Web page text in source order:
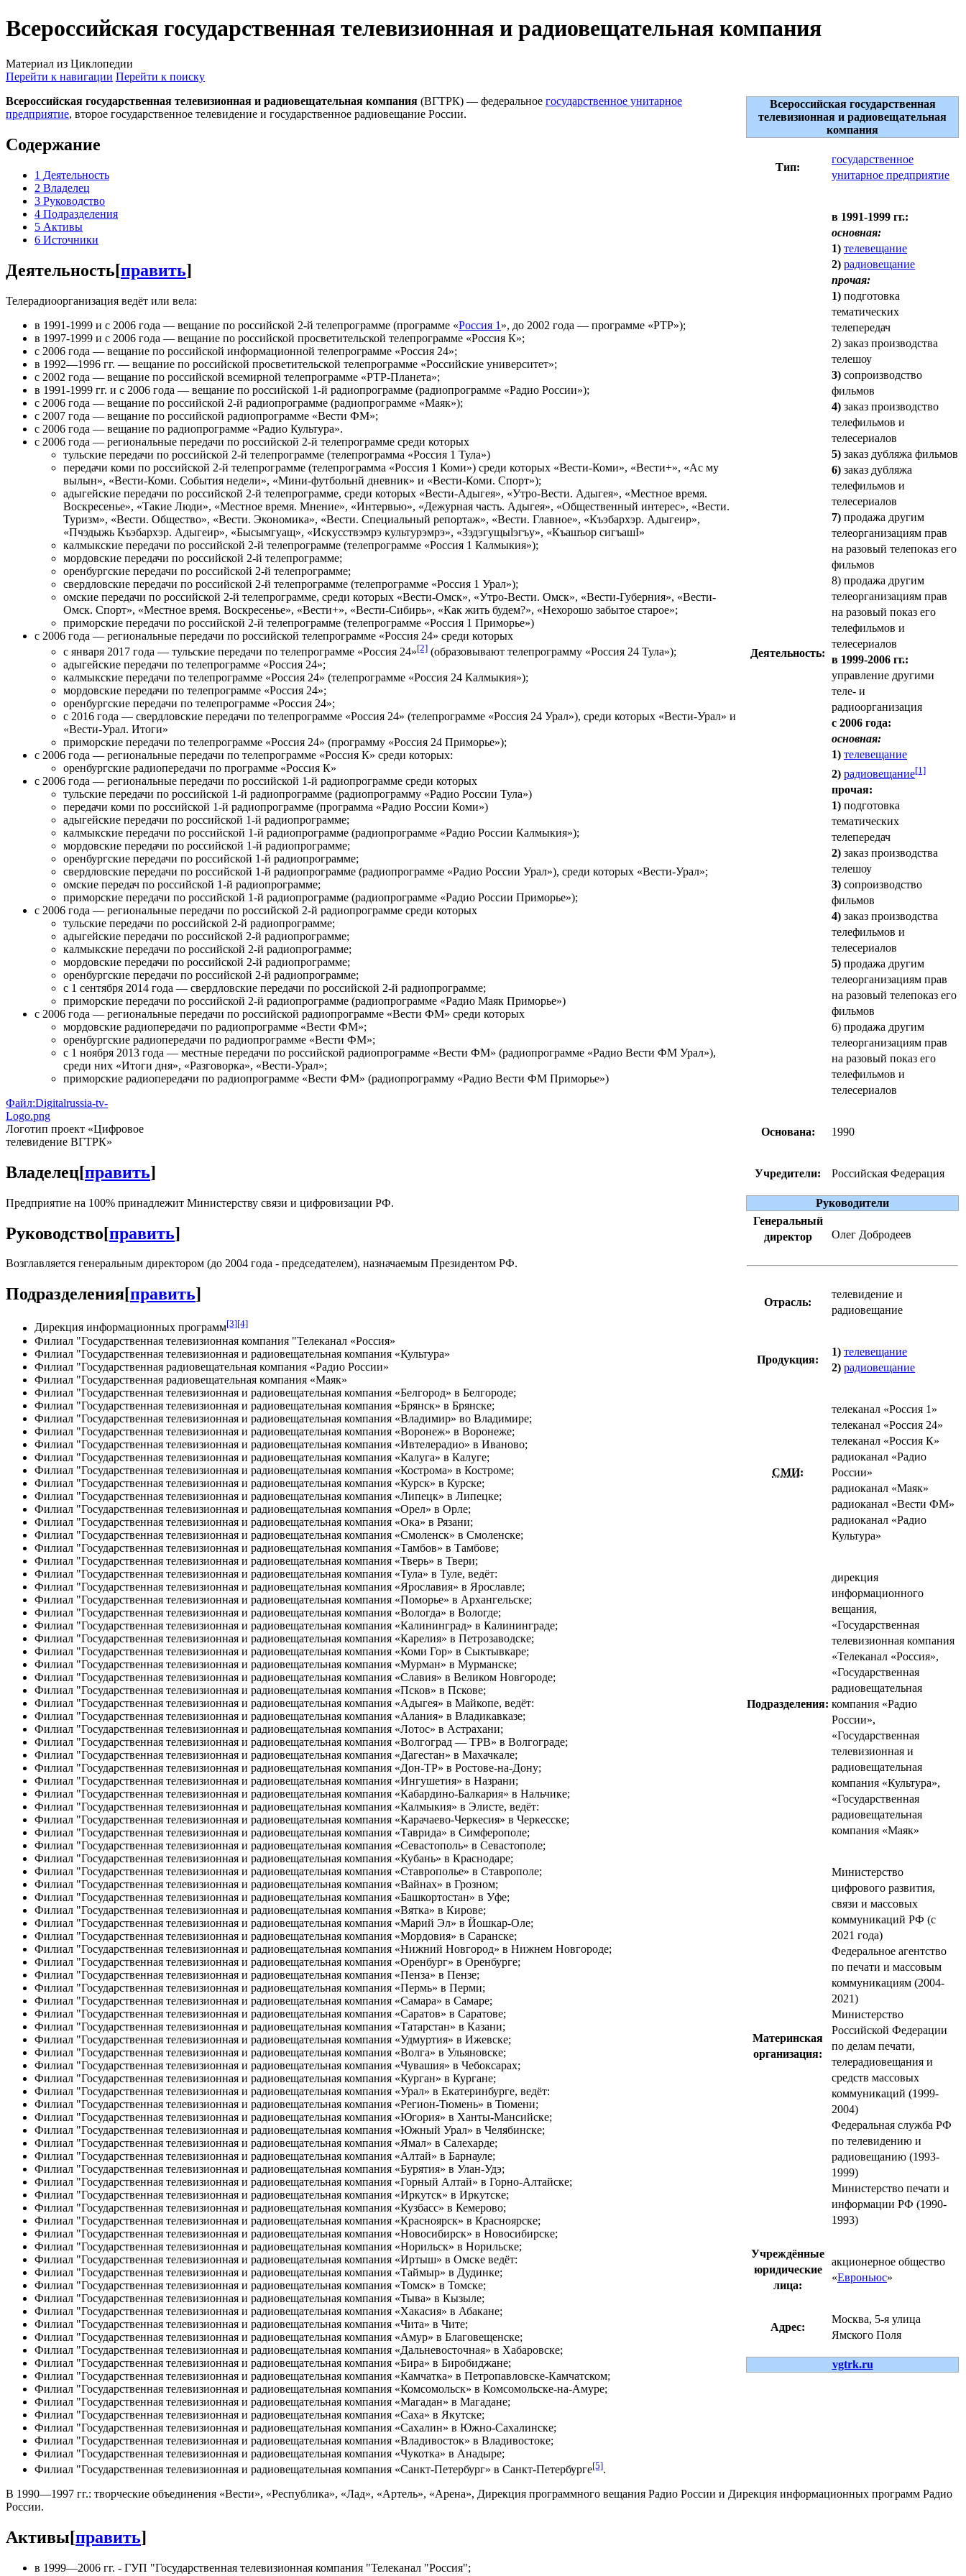
Всероссийская государственная телевизионная и радиовещательная компания
Материал из Циклопедии
Перейти к навигации Перейти к поиску
Всероссийская государственная
телевизионная и радиовещательная
компания
Тип:
государственное
унитарное предприятие
Деятельность:
в 1991-1999 гг.:
основная:
1) телевещание
2) радиовещание
прочая:
1) подготовка
тематических
телепередач
2) заказ производства
телешоу
3) сопроизводство
фильмов
4) заказ производство
телефильмов и
телесериалов
5) заказ дубляжа фильмов
6) заказ дубляжа
телефильмов и
телесериалов
7) продажа другим
телеорганизациям прав
на разовый телепоказ его
фильмов
8) продажа другим
телеорганизациям прав
на разовый показ его
телефильмов и
телесериалов
в 1999-2006 гг.:
управление другими
теле- и
радиоорганизация
с 2006 года:
основная:
1) телевещание
2) радиовещание[1]
прочая:
1) подготовка
тематических
телепередач
2) заказ производства
телешоу
3) сопроизводство
фильмов
4) заказ производства
телефильмов и
телесериалов
5) продажа другим
телеорганизациям прав
на разовый телепоказ его
фильмов
6) продажа другим
телеорганизациям прав
на разовый показ его
телефильмов и
телесериалов
Основана: 1990
Учредители: Российская Федерация
Руководители
Генеральный
директор
Олег Добродеев
Отрасль:
телевидение и
радиовещание
Продукция:
1) телевещание
2) радиовещание
СМИ:
телеканал «Россия 1»
телеканал «Россия 24»
телеканал «Россия К»
радиоканал «Радио
России»
радиоканал «Маяк»
радиоканал «Вести ФМ»
радиоканал «Радио
Культура»
Подразделения:
дирекция
информационного
вещания,
«Государственная
телевизионная компания
«Телеканал «Россия»,
«Государственная
радиовещательная
компания «Радио
России»,
«Государственная
телевизионная и
радиовещательная
компания «Культура»,
«Государственная
радиовещательная
компания «Маяк»
Материнская
организация:
Министерство
цифрового развития,
связи и массовых
коммуникаций РФ (с
2021 года)
Федеральное агентство
по печати и массовым
коммуникациям (2004-
2021)
Министерство
Российской Федерации
по делам печати,
телерадиовещания и
средств массовых
коммуникаций (1999-
2004)
Федеральная служба РФ
по телевидению и
радиовещанию (1993-
1999)
Министерство печати и
информации РФ (1990-
1993)
Учреждённые
юридические
лица:
акционерное общество
«Евроньюс»
Адрес:
Москва, 5-я улица
Ямского Поля
vgtrk.ru
Всероссийская государственная телевизионная и радиовещательная компания (ВГТРК) — федеральное государственное унитарное
предприятие, второе государственное телевидение и государственное радиовещание России.
Содержание
1 Деятельность
2 Владелец
3 Руководство
4 Подразделения
5 Активы
6 Источники
Деятельность[править]
Телерадиоорганизация ведёт или вела:
в 1991-1999 и с 2006 года — вещание по российской 2-й телепрограмме (программе «Россия 1 », до 2002 года — программе «РТР»);
в 1997-1999 и с 2006 года — вещание по российской просветительской телепрограмме «Россия К»;
с 2006 года — вещание по российской информационной телепрограмме «Россия 24»;
в 1992—1996 гг. — вещание по российской просветительской телепрограмме «Российские университет»;
с 2002 года — вещание по российской всемирной телепрограмме «РТР-Планета»;
в 1991-1999 гг. и с 2006 года — вещание по российской 1-й радиопрограмме (радиопрограмме «Радио России»);
с 2006 года — вещание по российской 2-й радиопрограмме (радиопрограмме «Маяк»);
с 2007 года — вещание по российской радиопрограмме «Вести ФМ»;
с 2006 года — вещание по радиопрограмме «Радио Культура».
с 2006 года — региональные передачи по российской 2-й телепрограмме среди которых
тульские передачи по российской 2-й телепрограмме (телепрограмма «Россия 1 Тула»)
передачи коми по российской 2-й телепрограмме (телепрограмма «Россия 1 Коми») среди которых «Вести-Коми», «Вести+», «Ас му
вылын», «Вести-Коми. События недели», «Мини-футбольнй дневник» и «Вести-Коми. Спорт»);
адыгейские передачи по российской 2-й телепрограмме, среди которых «Вести-Адыгея», «Утро-Вести. Адыгея», «Местное время.
Воскресенье», «Такие Люди», «Местное время. Мнение», «Интервью», «Дежурная часть. Адыгея», «Общественный интерес», «Вести.
Туризм», «Вести. Общество», «Вести. Экономика», «Вести. Специальный репортаж», «Вести. Главное», «Къэбархэр. Адыгеир»,
«Пчэдыжь Къэбархэр. Адыгеир», «Бысымгуащ», «Искусствэмрэ культурэмрэ», «Зэдэгущыӏэгъу», «Къашъор сигъашI»
калмыкские передачи по российской 2-й телепрограмме (телепрограмме «Россия 1 Калмыкия»);
мордовские передачи по российской 2-й телепрограмме;
оренбургские передачи по российской 2-й телепрограмме;
свердловские передачи по российской 2-й телепрограмме (телепрограмме «Россия 1 Урал»);
омские передачи по российской 2-й телепрограмме, среди которых «Вести-Омск», «Утро-Вести. Омск», «Вести-Губерния», «Вести-
Омск. Спорт», «Местное время. Воскресенье», «Вести+», «Вести-Сибирь», «Как жить будем?», «Нехорошо забытое старое»;
приморские передачи по российской 2-й телепрограмме (телепрограмме «Россия 1 Приморье»)
с 2006 года — региональные передачи по российской телепрограмме «Россия 24» среди которых
с января 2017 года — тульские передачи по телепрограмме «Россия 24»[2] (образовывают телепрограмму «Россия 24 Тула»);
адыгейские передачи по телепрограмме «Россия 24»;
калмыкские передачи по телепрограмме «Россия 24» (телепрограмме «Россия 24 Калмыкия»);
мордовские передачи по телепрограмме «Россия 24»;
оренбургские передачи по телепрограмме «Россия 24»;
с 2016 года — свердловские передачи по телепрограмме «Россия 24» (телепрограмме «Россия 24 Урал»), среди которых «Вести-Урал» и
«Вести-Урал. Итоги»
приморские передачи по телепрограмме «Россия 24» (программу «Россия 24 Приморье»);
с 2006 года — региональные передачи по телепрограмме «Россия К» среди которых:
оренбургские радиопередачи по программе «Россия К»
с 2006 года — региональные передачи по российской 1-й радиопрограмме среди которых
тульские передачи по российской 1-й радиопрограмме (радиопрограмму «Радио России Тула»)
передачи коми по российской 1-й радиопрограмме (программа «Радио России Коми»)
адыгейские передачи по российской 1-й радиопрограмме;
калмыкские передачи по российской 1-й радиопрограмме (радиопрограмме «Радио России Калмыкия»);
мордовские передачи по российской 1-й радиопрограмме;
оренбургские передачи по российской 1-й радиопрограмме;
свердловские передачи по российской 1-й радиопрограмме (радиопрограмме «Радио России Урал»), среди которых «Вести-Урал»;
омские передач по российской 1-й радиопрограмме;
приморские передачи по российской 1-й радиопрограмме (радиопрограмме «Радио России Приморье»);
с 2006 года — региональные передачи по российской 2-й радиопрограмме среди которых
тульские передачи по российской 2-й радиопрограмме;
адыгейские передачи по российской 2-й радиопрограмме;
калмыкские передачи по российской 2-й радиопрограмме;
мордовские передачи по российской 2-й радиопрограмме;
оренбургские передачи по российской 2-й радиопрограмме;
с 1 сентября 2014 года — свердловские передачи по российской 2-й радиопрограмме;
приморские передачи по российской 2-й радиопрограмме (радиопрограмме «Радио Маяк Приморье»)
с 2006 года — региональные передачи по российской радиопрограмме «Вести ФМ» среди которых
мордовские радиопередачи по радиопрограмме «Вести ФМ»;
оренбургские радиопередачи по радиопрограмме «Вести ФМ»;
с 1 ноября 2013 года — местные передачи по российской радиопрограмме «Вести ФМ» (радиопрограмме «Радио Вести ФМ Урал»),
среди них «Итоги дня», «Разговорка», «Вести-Урал»;
приморские радиопередачи по радиопрограмме «Вести ФМ» (радиопрограмму «Радио Вести ФМ Приморье»)
Файл:Digitalrussia-tv-
Logo.png
Логотип проект «Цифровое
телевидение ВГТРК»
Владелец[править]
Предприятие на 100% принадлежит Министерству связи и цифровизации РФ.
Руководство[править]
Возглавляется генеральным директором (до 2004 года - председателем), назначаемым Президентом РФ.
Подразделения[править]
Дирекция информационных программ[3][4]
Филиал "Государственная телевизионная компания "Телеканал «Россия»
Филиал "Государственная телевизионная и радиовещательная компания «Культура»
Филиал "Государственная радиовещательная компания «Радио России»
Филиал "Государственная радиовещательная компания «Маяк»
Филиал "Государственная телевизионная и радиовещательная компания «Белгород» в Белгороде;
Филиал "Государственная телевизионная и радиовещательная компания «Брянск» в Брянске;
Филиал "Государственная телевизионная и радиовещательная компания «Владимир» во Владимире;
Филиал "Государственная телевизионная и радиовещательная компания «Воронеж» в Воронеже;
Филиал "Государственная телевизионная и радиовещательная компания «Ивтелерадио» в Иваново;
Филиал "Государственная телевизионная и радиовещательная компания «Калуга» в Калуге;
Филиал "Государственная телевизионная и радиовещательная компания «Кострома» в Костроме;
Филиал "Государственная телевизионная и радиовещательная компания «Курск» в Курске;
Филиал "Государственная телевизионная и радиовещательная компания «Липецк» в Липецке;
Филиал "Государственная телевизионная и радиовещательная компания «Орел» в Орле;
Филиал "Государственная телевизионная и радиовещательная компания «Ока» в Рязани;
Филиал "Государственная телевизионная и радиовещательная компания «Смоленск» в Смоленске;
Филиал "Государственная телевизионная и радиовещательная компания «Тамбов» в Тамбове;
Филиал "Государственная телевизионная и радиовещательная компания «Тверь» в Твери;
Филиал "Государственная телевизионная и радиовещательная компания «Тула» в Туле, ведёт:
Филиал "Государственная телевизионная и радиовещательная компания «Ярославия» в Ярославле;
Филиал "Государственная телевизионная и радиовещательная компания «Поморье» в Архангельске;
Филиал "Государственная телевизионная и радиовещательная компания «Вологда» в Вологде;
Филиал "Государственная телевизионная и радиовещательная компания «Калининград» в Калининграде;
Филиал "Государственная телевизионная и радиовещательная компания «Карелия» в Петрозаводске;
Филиал "Государственная телевизионная и радиовещательная компания «Коми Гор» в Сыктывкаре;
Филиал "Государственная телевизионная и радиовещательная компания «Мурман» в Мурманске;
Филиал "Государственная телевизионная и радиовещательная компания «Славия» в Великом Новгороде;
Филиал "Государственная телевизионная и радиовещательная компания «Псков» в Пскове;
Филиал "Государственная телевизионная и радиовещательная компания «Адыгея» в Майкопе, ведёт:
Филиал "Государственная телевизионная и радиовещательная компания «Алания» в Владикавказе;
Филиал "Государственная телевизионная и радиовещательная компания «Лотос» в Астрахани;
Филиал "Государственная телевизионная и радиовещательная компания «Волгоград — ТРВ» в Волгограде;
Филиал "Государственная телевизионная и радиовещательная компания «Дагестан» в Махачкале;
Филиал "Государственная телевизионная и радиовещательная компания «Дон-ТР» в Ростове-на-Дону;
Филиал "Государственная телевизионная и радиовещательная компания «Ингушетия» в Назрани;
Филиал "Государственная телевизионная и радиовещательная компания «Кабардино-Балкария» в Нальчике;
Филиал "Государственная телевизионная и радиовещательная компания «Калмыкия» в Элисте, ведёт:
Филиал "Государственная телевизионная и радиовещательная компания «Карачаево-Черкесия» в Черкесске;
Филиал "Государственная телевизионная и радиовещательная компания «Таврида» в Симферополе;
Филиал "Государственная телевизионная и радиовещательная компания «Севастополь» в Севастополе;
Филиал "Государственная телевизионная и радиовещательная компания «Кубань» в Краснодаре;
Филиал "Государственная телевизионная и радиовещательная компания «Ставрополье» в Ставрополе;
Филиал "Государственная телевизионная и радиовещательная компания «Вайнах» в Грозном;
Филиал "Государственная телевизионная и радиовещательная компания «Башкортостан» в Уфе;
Филиал "Государственная телевизионная и радиовещательная компания «Вятка» в Кирове;
Филиал "Государственная телевизионная и радиовещательная компания «Марий Эл» в Йошкар-Оле;
Филиал "Государственная телевизионная и радиовещательная компания «Мордовия» в Саранске;
Филиал "Государственная телевизионная и радиовещательная компания «Нижний Новгород» в Нижнем Новгороде;
Филиал "Государственная телевизионная и радиовещательная компания «Оренбург» в Оренбурге;
Филиал "Государственная телевизионная и радиовещательная компания «Пенза» в Пензе;
Филиал "Государственная телевизионная и радиовещательная компания «Пермь» в Перми;
Филиал "Государственная телевизионная и радиовещательная компания «Самара» в Самаре;
Филиал "Государственная телевизионная и радиовещательная компания «Саратов» в Саратове;
Филиал "Государственная телевизионная и радиовещательная компания «Татарстан» в Казани;
Филиал "Государственная телевизионная и радиовещательная компания «Удмуртия» в Ижевске;
Филиал "Государственная телевизионная и радиовещательная компания «Волга» в Ульяновске;
Филиал "Государственная телевизионная и радиовещательная компания «Чувашия» в Чебоксарах;
Филиал "Государственная телевизионная и радиовещательная компания «Курган» в Кургане;
Филиал "Государственная телевизионная и радиовещательная компания «Урал» в Екатеринбурге, ведёт:
Филиал "Государственная телевизионная и радиовещательная компания «Регион-Тюмень» в Тюмени;
Филиал "Государственная телевизионная и радиовещательная компания «Югория» в Ханты-Мансийске;
Филиал "Государственная телевизионная и радиовещательная компания «Южный Урал» в Челябинске;
Филиал "Государственная телевизионная и радиовещательная компания «Ямал» в Салехарде;
Филиал "Государственная телевизионная и радиовещательная компания «Алтай» в Барнауле;
Филиал "Государственная телевизионная и радиовещательная компания «Бурятия» в Улан-Удэ;
Филиал "Государственная телевизионная и радиовещательная компания «Горный Алтай» в Горно-Алтайске;
Филиал "Государственная телевизионная и радиовещательная компания «Иркутск» в Иркутске;
Филиал "Государственная телевизионная и радиовещательная компания «Кузбасс» в Кемерово;
Филиал "Государственная телевизионная и радиовещательная компания «Красноярск» в Красноярске;
Филиал "Государственная телевизионная и радиовещательная компания «Новосибирск» в Новосибирске;
Филиал "Государственная телевизионная и радиовещательная компания «Норильск» в Норильске;
Филиал "Государственная телевизионная и радиовещательная компания «Иртыш» в Омске ведёт:
Филиал "Государственная телевизионная и радиовещательная компания «Таймыр» в Дудинке;
Филиал "Государственная телевизионная и радиовещательная компания «Томск» в Томске;
Филиал "Государственная телевизионная и радиовещательная компания «Тыва» в Кызыле;
Филиал "Государственная телевизионная и радиовещательная компания «Хакасия» в Абакане;
Филиал "Государственная телевизионная и радиовещательная компания «Чита» в Чите;
Филиал "Государственная телевизионная и радиовещательная компания «Амур» в Благовещенске;
Филиал "Государственная телевизионная и радиовещательная компания «Дальневосточная» в Хабаровске;
Филиал "Государственная телевизионная и радиовещательная компания «Бира» в Биробиджане;
Филиал "Государственная телевизионная и радиовещательная компания «Камчатка» в Петропавловске-Камчатском;
Филиал "Государственная телевизионная и радиовещательная компания «Комсомольск» в Комсомольске-на-Амуре;
Филиал "Государственная телевизионная и радиовещательная компания «Магадан» в Магадане;
Филиал "Государственная телевизионная и радиовещательная компания «Саха» в Якутске;
Филиал "Государственная телевизионная и радиовещательная компания «Сахалин» в Южно-Сахалинске;
Филиал "Государственная телевизионная и радиовещательная компания «Владивосток» в Владивостоке;
Филиал "Государственная телевизионная и радиовещательная компания «Чукотка» в Анадыре;
Филиал "Государственная телевизионная и радиовещательная компания «Санкт-Петербург» в Санкт-Петербурге[5].
В 1990—1997 гг.: творческие объединения «Вести», «Республика», «Лад», «Артель», «Арена», Дирекция программного вещания Радио России и Дирекция информационных программ Радио
России.
Активы[править]
в 1999—2006 гг. - ГУП "Государственная телевизионная компания "Телеканал "Россия";